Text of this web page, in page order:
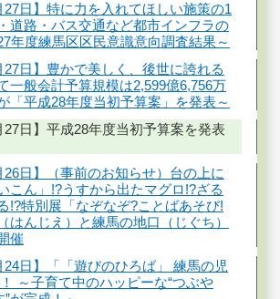
27日】特に力を入れてほしい施策の1
道路・バス交通など都市インフラの
年度練馬区区民意識意向調査結果～
27日】豊かで美しく、後世に誇れる
一般会計予算規模は2,599億6,756万
「平成28年度当初予算案」を発表～
27日】平成28年度当初予算案を発表
26日】（事前のお知らせ）台の上に
こん」!?うすから出たマグロ!?ざる
!?特別展「なぞなぞ?ことばあそび!
はんじえ）と練馬の地口（じぐち）
催
24日】「「遊びのひろば」 練馬の児
～子育て中のハッピーな“つぶや